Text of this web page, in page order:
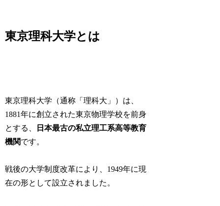
東京理科大学とは
東京理科大学（通称「理科大」）は、
1881年に創立された東京物理学校を前身
とする、
日本最古の私立理工系高等教育
機関です。
戦後の大学制度改革により、1949年に現
在の形として設立されました。